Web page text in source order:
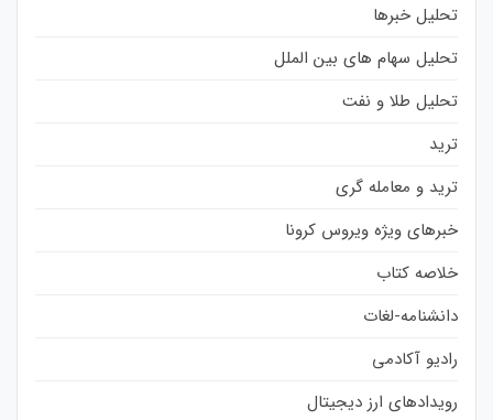
تحلیل خبرها
تحلیل سهام های بین الملل
تحلیل طلا و نفت
ترید
ترید و معامله گری
خبرهای ویژه ویروس کرونا
خلاصه کتاب
دانشنامه-لغات
رادیو آکادمی
رویدادهای ارز دیجیتال